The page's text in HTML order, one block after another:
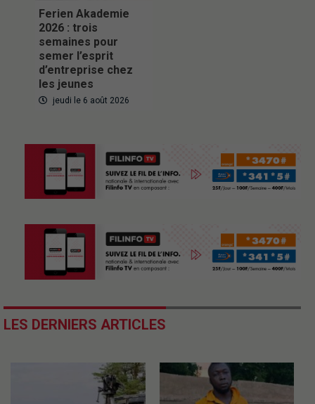
Ferien Akademie
2026 : trois
semaines pour
semer l’esprit
d’entreprise chez
les jeunes
jeudi le 6 août 2026
LES DERNIERS ARTICLES